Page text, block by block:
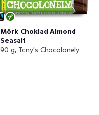
Mörk Choklad Almond
Seasalt
90 g, Tony's Chocolonely